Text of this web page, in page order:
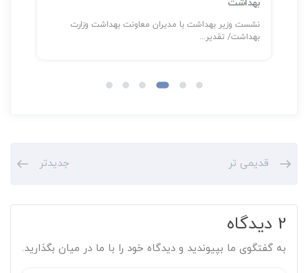
بهداشت
نشست وزیر بهداشت با مدیران معاونت بهداشت وزارت
بهداشت/ تقدیر...
قدیمی تر جدیدتر
2 دیدگاه
به گفتگوی ما بپیوندید و دیدگاه خود را با ما در میان بگذارید.